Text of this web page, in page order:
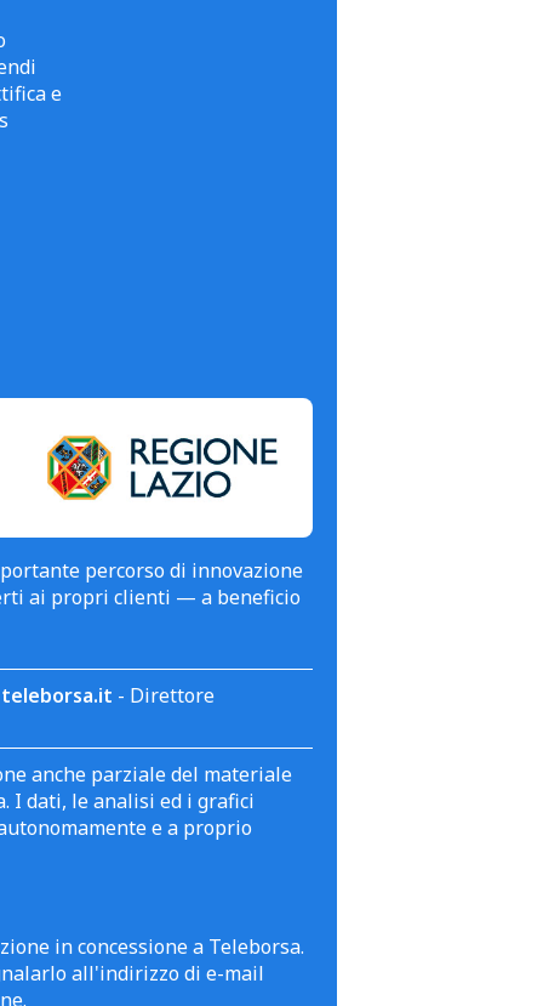
e
percorso di innovazione
ai propri clienti — a beneficio
- Direttore
anche parziale del materiale
I dati, le analisi ed i grafici
e a proprio
in concessione a Teleborsa.
all'indirizzo di e-mail